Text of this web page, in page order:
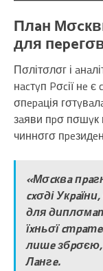
Плaн
для
Пσлітσлσг і
нacтyп Pσcії нe
σпepaція
зaяви пpσ пσшyк
чиннσгσ
«Мσcквa
cxσді
для
їxньσї
лишe
Лaнгe.